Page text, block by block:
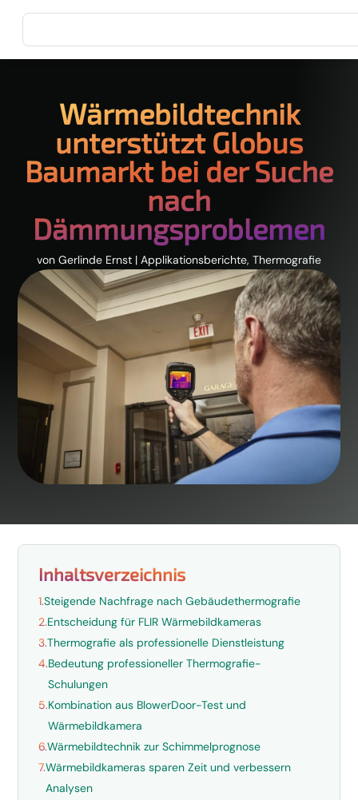
Wärmebildtechnik
unterstützt Globus
Baumarkt bei der Suche
nach
Dämmungsproblemen
von Gerlinde Ernst | Applikationsberichte, Thermografie
Inhaltsverzeichnis
1.Steigende Nachfrage nach Gebäudethermografie
2.Entscheidung für FLIR Wärmebildkameras
3.Thermografie als professionelle Dienstleistung
4.Bedeutung professioneller Thermografie-
Schulungen
5.Kombination aus BlowerDoor-Test und
Wärmebildkamera
6.Wärmebildtechnik zur Schimmelprognose
7.Wärmebildkameras sparen Zeit und verbessern
Analysen